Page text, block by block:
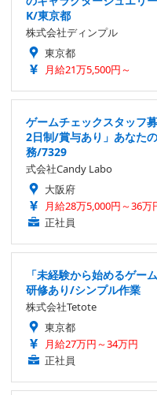
K/東京都
株式会社ディンプル
東京都
月給21万5,500円～
ゲームチェックスタッフ
2日制/賞与あり」あなた
務/7329
式会社Candy Labo
大阪府
月給28万5,000円～36万
正社員
「未経験から始めるゲー
研修あり/シンプル作業
株式会社Tetote
東京都
月給27万円～34万円
正社員